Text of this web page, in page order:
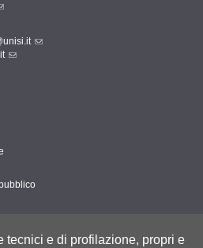
tecnici e di profilazione, propri e